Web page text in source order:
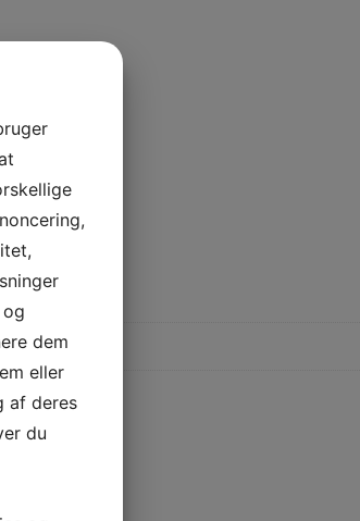
dem
eller
af deres
du